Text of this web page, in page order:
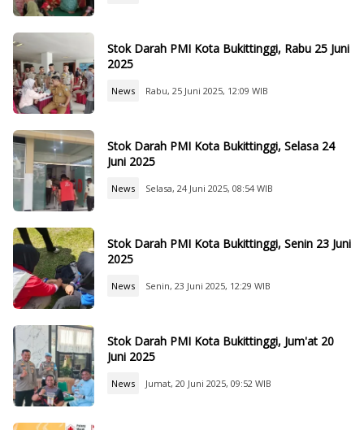
Stok Darah PMI Kota Bukittinggi, Rabu 25 Juni
2025
News Rabu, 25 Juni 2025, 12:09 WIB
Stok Darah PMI Kota Bukittinggi, Selasa 24
Juni 2025
News Selasa, 24 Juni 2025, 08:54 WIB
Stok Darah PMI Kota Bukittinggi, Senin 23 Juni
2025
News Senin, 23 Juni 2025, 12:29 WIB
Stok Darah PMI Kota Bukittinggi, Jum'at 20
Juni 2025
News Jumat, 20 Juni 2025, 09:52 WIB